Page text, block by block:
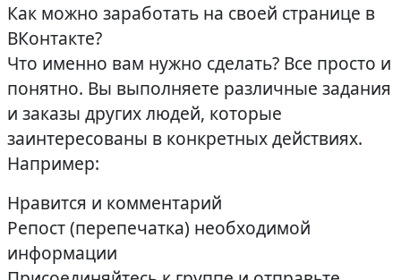
Как можно заработать на своей странице в
ВКонтакте?
Что именно вам нужно сделать? Все просто и
понятно. Вы выполняете различные задания
и заказы других людей, которые
заинтересованы в конкретных действиях.
Например:
Нравится и комментарий
Репост (перепечатка) необходимой
информации